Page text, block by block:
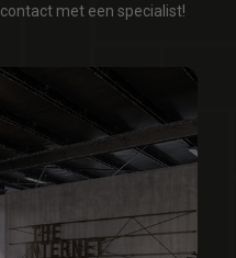
met een specialist!